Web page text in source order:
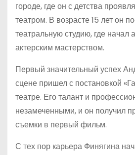
городе, где он с детства
театром. В возрасте 15 лет он
театральную студию, где начал
актерским мастерством.
Первый значительный успех
сцене пришел с постановкой
театре. Его талант и
незамеченными, и он получил
съемки в первый фильм.
С тех пор карьера Финягина